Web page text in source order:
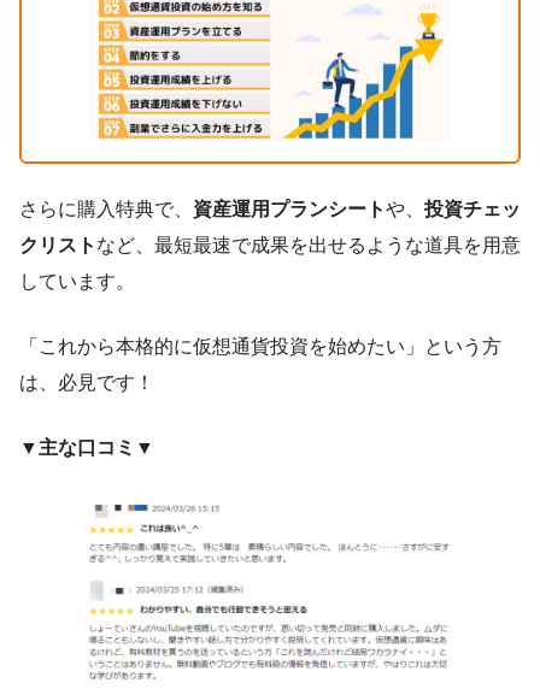
さらに購入特典で、 資産運用プランシートや、 投資チェッ
クリスト など、最短最速で成果を出せるような道具を用意
しています。
「これから本格的に仮想通貨投資を始めたい」という方
は、必見です！
▼主な口コミ▼